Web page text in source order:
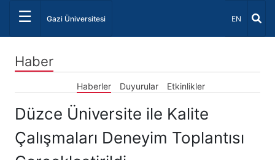
☰ Gazi Üniversitesi Dil Seçiniz
EN
Haber
Haberler Duyurular Etkinlikler
Düzce Üniversite ile Kalite
Çalışmaları Deneyim Toplantısı